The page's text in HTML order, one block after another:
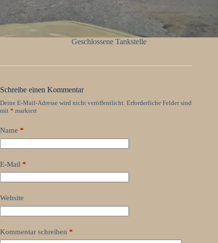
Geschlossene Tankstelle
Schreibe einen Kommentar
Deine E-Mail-Adresse wird nicht veröffentlicht. Erforderliche Felder sind
mit * markiert
Name *
E-Mail *
Website
Kommentar schreiben *